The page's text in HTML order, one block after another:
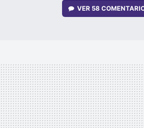
VER 58